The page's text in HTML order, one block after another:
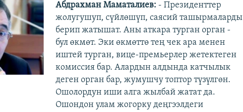
Абдрахман Маматалиев: - Президенттер
жолугушуп, сүйлөшүп, саясий ташырмаларды
берип жатышат. Аны аткара турган орган -
бул өкмөт. Эки өкмөттө тең чек ара менен
иштей турган, вице-премьерлер жетектеген
комиссия бар. Алардын алдында катчылык
деген орган бар, жумушчу топтор түзүлгөн.
Ошолордун иши алга жылбай жатат да.
Ошондон улам жогорку деңгээлдеги